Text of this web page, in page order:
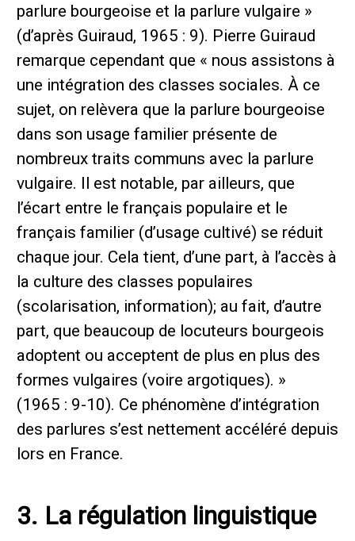
parlure bourgeoise et la parlure vulgaire »
(d’après Guiraud, 1965 : 9). Pierre Guiraud
remarque cependant que « nous assistons à
une intégration des classes sociales. À ce
sujet, on relèvera que la parlure bourgeoise
dans son usage familier présente de
nombreux traits communs avec la parlure
vulgaire. Il est notable, par ailleurs, que
l’écart entre le français populaire et le
français familier (d’usage cultivé) se réduit
chaque jour. Cela tient, d’une part, à l’accès à
la culture des classes populaires
(scolarisation, information); au fait, d’autre
part, que beaucoup de locuteurs bourgeois
adoptent ou acceptent de plus en plus des
formes vulgaires (voire argotiques). »
(1965 : 9-10). Ce phénomène d’intégration
des parlures s’est nettement accéléré depuis
lors en France.
3. La régulation linguistique